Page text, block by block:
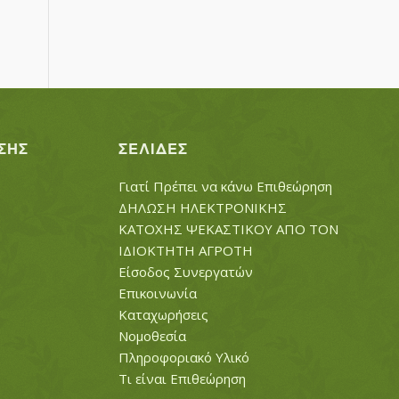
ΣΕΛΊΔΕΣ
Γιατί Πρέπει να κάνω Επιθεώρηση
ΔΗΛΩΣΗ ΗΛΕΚΤΡΟΝΙΚΗΣ
ΚΑΤΟΧΗΣ ΨΕΚΑΣΤΙΚΟΥ ΑΠΟ ΤΟΝ
ΙΔΙΟΚΤΗΤΗ ΑΓΡΟΤΗ
Είσοδος Συνεργατών
Επικοινωνία
Καταχωρήσεις
Νομοθεσία
Πληροφοριακό Υλικό
Τι είναι Επιθεώρηση